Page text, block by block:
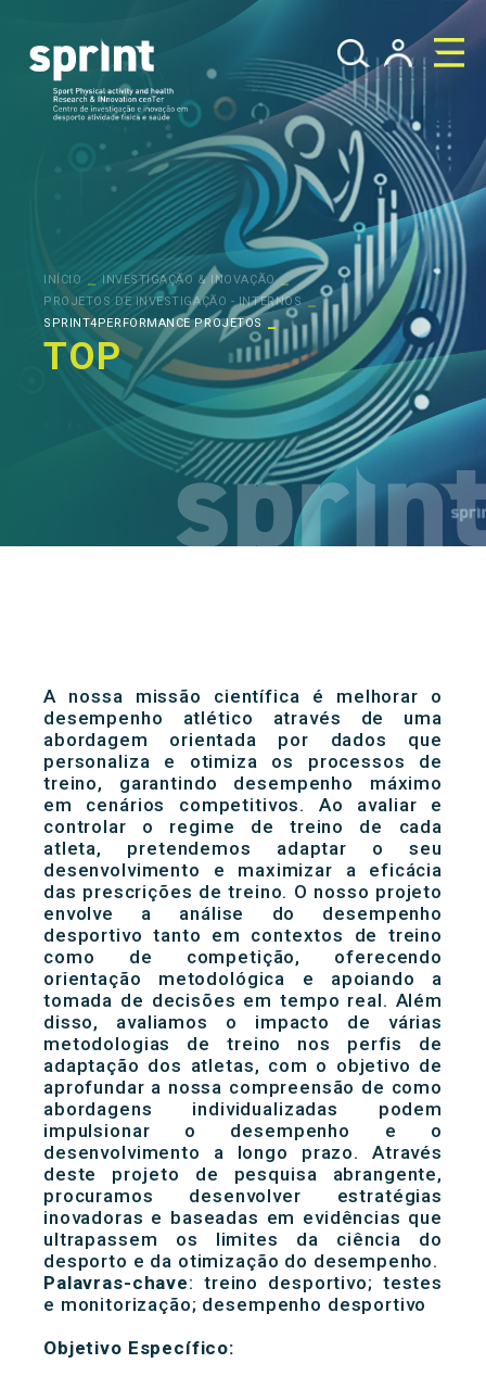
INÍCIO _ INVESTIGAÇÃO & INOVAÇÃO_
PROJETOS DE INVESTIGAÇÃO - INTERNOS_
SPRINT4PERFORMANCE PROJETOS_
TOP
A nossa missão científica é melhorar o
desempenho atlético através de uma
abordagem orientada por dados que
personaliza e otimiza os processos de
treino, garantindo desempenho máximo
em cenários competitivos. Ao avaliar e
controlar o regime de treino de cada
atleta, pretendemos adaptar o seu
desenvolvimento e maximizar a eficácia
das prescrições de treino. O nosso projeto
envolve a análise do desempenho
desportivo tanto em contextos de treino
como de competição, oferecendo
orientação metodológica e apoiando a
tomada de decisões em tempo real. Além
disso, avaliamos o impacto de várias
metodologias de treino nos perfis de
adaptação dos atletas, com o objetivo de
aprofundar a nossa compreensão de como
abordagens individualizadas podem
impulsionar o desempenho e o
desenvolvimento a longo prazo. Através
deste projeto de pesquisa abrangente,
procuramos desenvolver estratégias
inovadoras e baseadas em evidências que
ultrapassem os limites da ciência do
desporto e da otimização do desempenho.
Palavras-chave: treino desportivo; testes
e monitorização; desempenho desportivo
Objetivo Específico: